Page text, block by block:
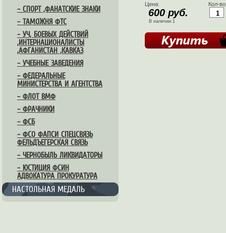
– СПОРТ ,ФАНАТСКИЕ ЗНАКИ
– ТАМОЖНЯ ФТС
– УЧ, БОЕВЫХ ДЕЙСТВИЙ
,ИНТЕРНАЦИОНАЛИСТЫ
,АФГАНИСТАН ,КАВКАЗ
– УЧЕБНЫЕ ЗАВЕДЕНИЯ
– ФЕДЕРАЛЬНЫЕ
МИНИСТЕРСТВА И АГЕНТСТВА
– ФЛОТ ВМФ
– ФРАЧНИКИ
– ФСБ
– ФСО ФАПСИ СПЕЦСВЯЗЬ
ФЕЛЬДЪЕГЕРСКАЯ СВЯЗЬ
– ЧЕРНОБЫЛЬ ЛИКВИДАТОРЫ
– ЮСТИЦИЯ ФСИН
АДВОКАТУРА ПРОКУРАТУРА
НАСТОЛЬНАЯ МЕДАЛЬ
Цена:
600 руб.
В наличии:1
Кол-